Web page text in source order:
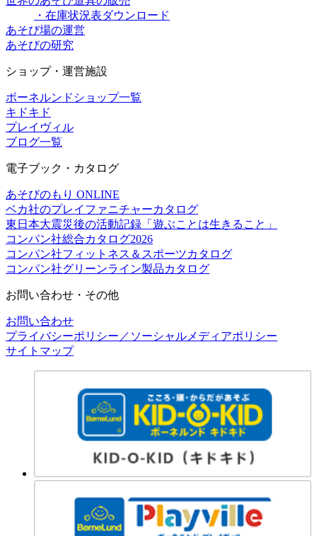
・在庫状況表ダウンロード
あそび場の運営
あそびの研究
ショップ・運営施設
ボーネルンドショップ一覧
キドキド
プレイヴィル
ブログ一覧
電子ブック・カタログ
あそびのもり ONLINE
ベカ社のプレイファニチャーカタログ
東日本大震災後の活動記録「遊ぶことは生きること」
コンパン社総合カタログ2026
コンパン社フィットネス＆スポーツカタログ
コンパン社グリーンライン製品カタログ
お問い合わせ・その他
お問い合わせ
プライバシーポリシー／ソーシャルメディアポリシー
サイトマップ